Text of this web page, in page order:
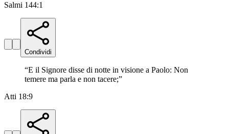
Salmi 144:1
Condividi
“E il Signore disse di notte in visione a Paolo: Non
temere ma parla e non tacere;”
Atti 18:9